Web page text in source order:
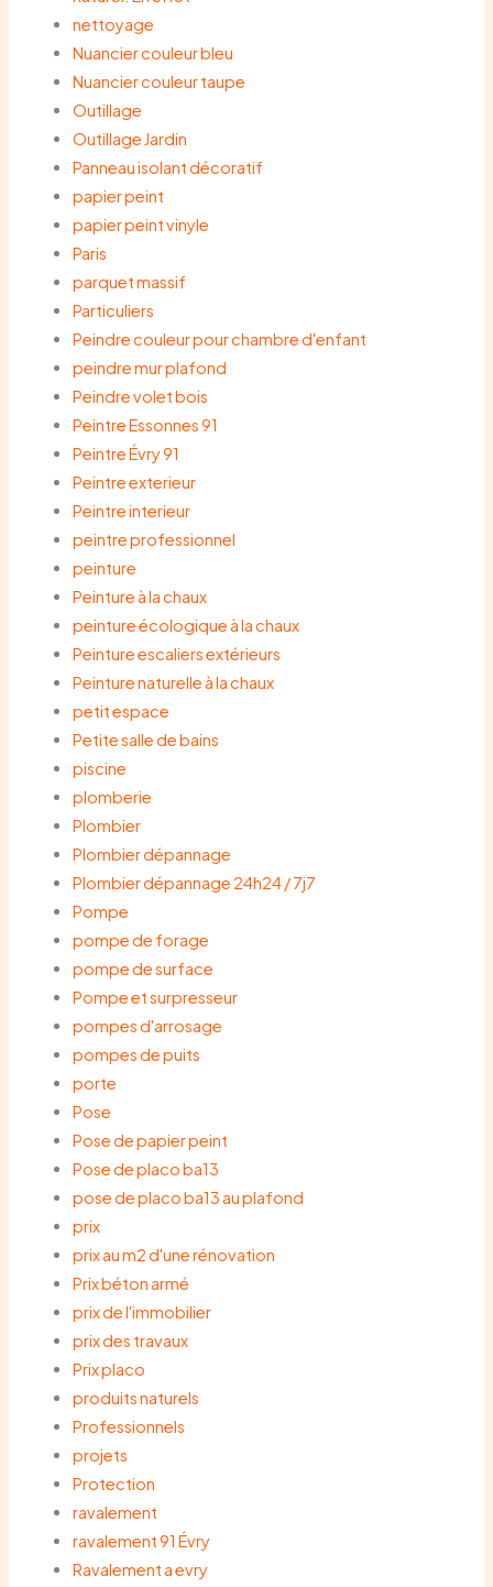
nettoyage
Nuancier couleur bleu
Nuancier couleur taupe
Outillage
Outillage Jardin
Panneau isolant décoratif
papier peint
papier peint vinyle
Paris
parquet massif
Particuliers
Peindre couleur pour chambre d'enfant
peindre mur plafond
Peindre volet bois
Peintre Essonnes 91
Peintre Évry 91
Peintre exterieur
Peintre interieur
peintre professionnel
peinture
Peinture à la chaux
peinture écologique à la chaux
Peinture escaliers extérieurs
Peinture naturelle à la chaux
petit espace
Petite salle de bains
piscine
plomberie
Plombier
Plombier dépannage
Plombier dépannage 24h24 / 7j7
Pompe
pompe de forage
pompe de surface
Pompe et surpresseur
pompes d'arrosage
pompes de puits
porte
Pose
Pose de papier peint
Pose de placo ba13
pose de placo ba13 au plafond
prix
prix au m2 d'une rénovation
Prix béton armé
prix de l'immobilier
prix des travaux
Prix placo
produits naturels
Professionnels
projets
Protection
ravalement
ravalement 91 Évry
Ravalement a evry